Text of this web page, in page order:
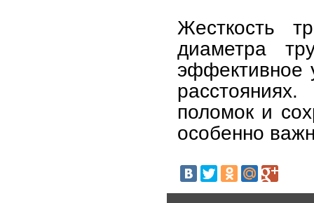
Жесткость
диаметра
эффективное
поломок и
особенно